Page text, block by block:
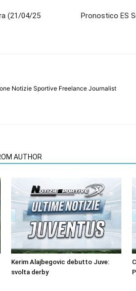
(21/04/25
Pronostico ES
Notizie Sportive Freelance Journalist
AUTHOR
Kerim Alajbegovic debutto Juve:
svolta derby